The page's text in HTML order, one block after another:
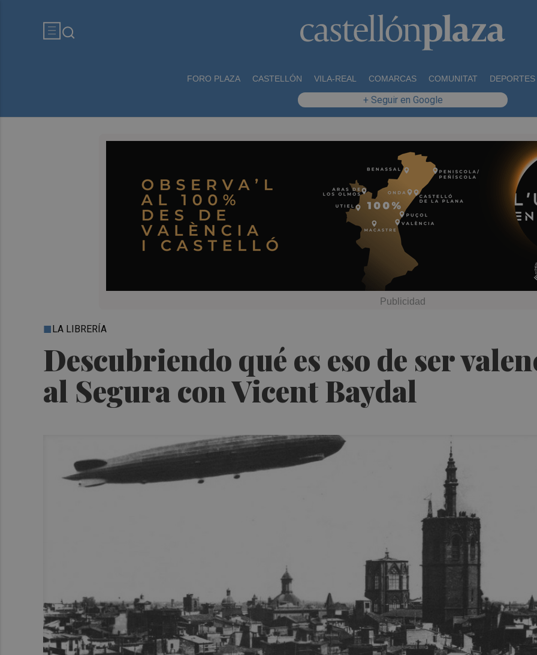
FORO PLAZA CASTELLÓN VILA-REAL COMARCAS COMUNITAT DEPORTES
+ Seguir en Google
Descubriendo qué es eso de ser
al Segura con Vicent Baydal
LA LIBRERÍA